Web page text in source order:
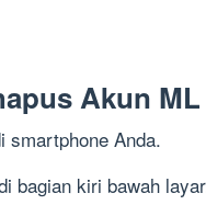
Akun ML
smartphone Anda.
bagian kiri bawah